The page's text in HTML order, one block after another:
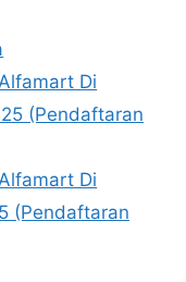
Di
(Pendaftaran
Di
(Pendaftaran